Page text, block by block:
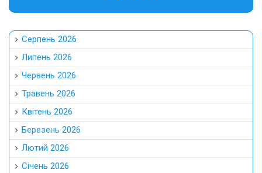
Серпень 2026
Липень 2026
Червень 2026
Травень 2026
Квітень 2026
Березень 2026
Лютий 2026
Січень 2026